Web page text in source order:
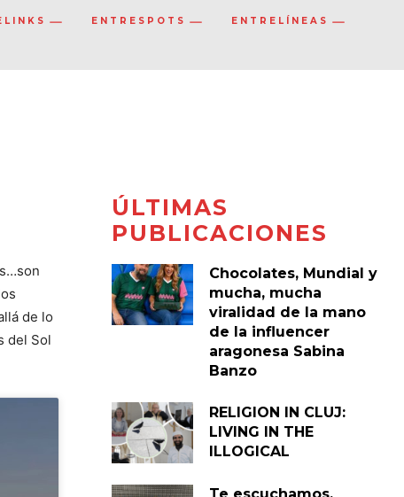
ENTRESPOTS ENTRELÍNEAS
de lo
del Sol
ÚLTIMAS
PUBLICACIONES
Chocolates, Mundial y
mucha, mucha
viralidad de la mano
de la influencer
aragonesa Sabina
Banzo
RELIGION IN CLUJ:
LIVING IN THE
ILLOGICAL
Te escuchamos.